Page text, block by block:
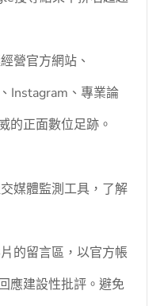
營官方網站、
Instagram、專業論
的正面數位足跡。
媒體監測工具，了解
的留言區，以官方帳
應建設性批評。避免